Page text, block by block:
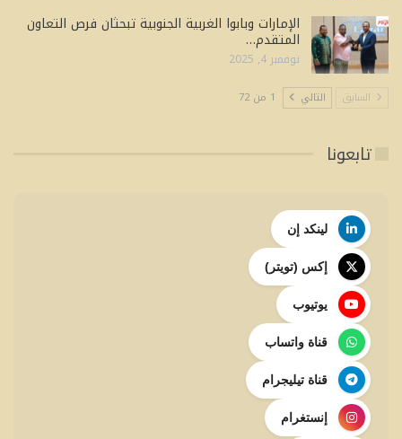
الإمارات وبابوا الغربية الجنوبية تبحثان فرص التعاون
المتقدم…
نوفمبر 4, 2025
السابق التالي 1 من 72
تابعونا
لينكد إن
إكس (تويتر)
يوتيوب
قناة واتساب
قناة تيليجرام
إنستغرام